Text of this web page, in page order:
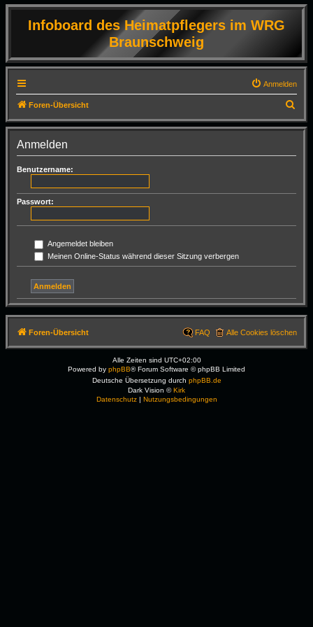
Infoboard des Heimatpflegers im WRG
Braunschweig
Anmelden
Foren-Übersicht
u
Anmelden
Benutzername:
Passwort:
Angemeldet bleiben
Meinen Online-Status während dieser Sitzung verbergen
Foren-Übersicht Alle Cookies löschen
FAQ
Alle Zeiten sind UTC+02:00
Powered by phpBB® Forum Software © phpBB Limited
Deutsche Übersetzung durch phpBB.de
Dark Vision ©Kirk
Datenschutz| Nutzungsbedingungen